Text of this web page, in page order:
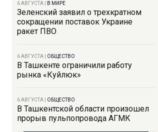
6 АВГУСТА В МИРЕ
Зеленский заявил о трехкратном
сокращении поставок Украине
ракет ПВО
6 АВГУСТА ОБЩЕСТВО
В Ташкенте ограничили работу
рынка «Куйлюк»
6 АВГУСТА ОБЩЕСТВО
В Ташкентской области произошел
прорыв пульпопровода АГМК